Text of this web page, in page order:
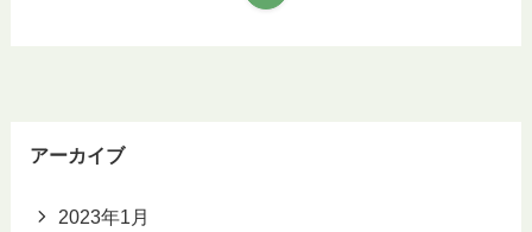
アーカイブ
2023年1月